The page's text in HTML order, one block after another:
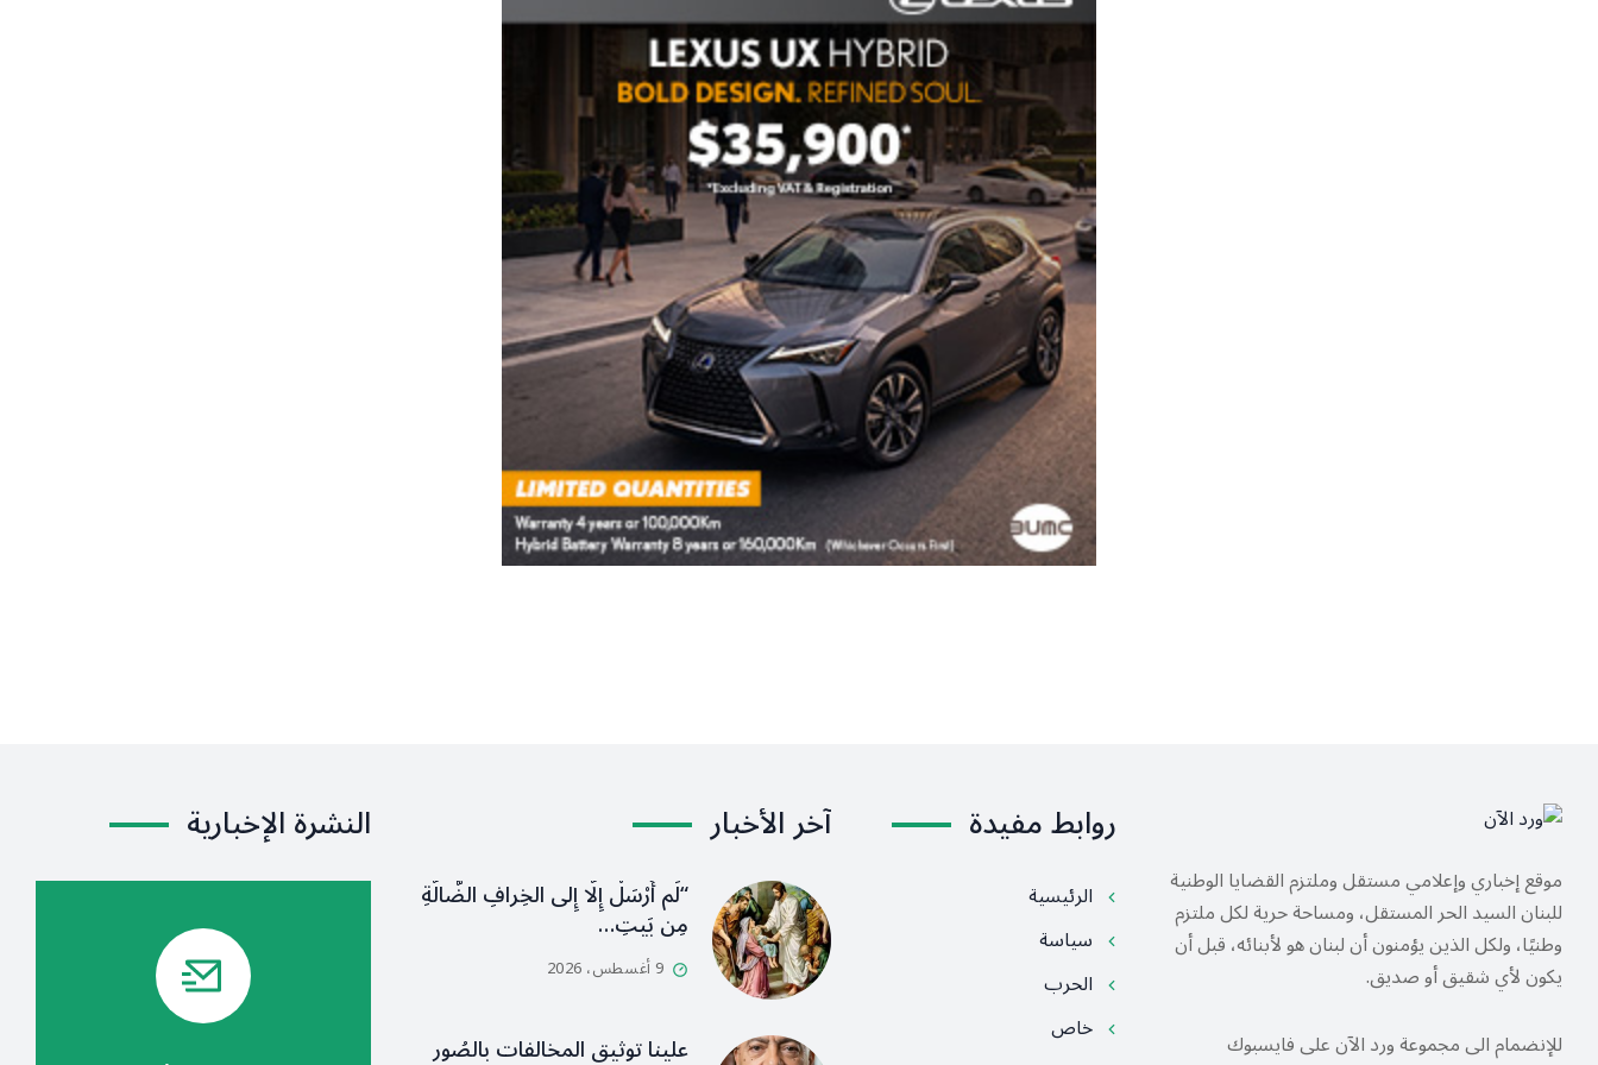
موقع إخباري وإعلامي مستقل وملتزم القضايا الوطنية
للبنان السيد الحر المستقل، ومساحة حرية لكل ملتزم
وطنيًا، ولكل الذين يؤمنون أن لبنان هو لأبنائه، قبل أن
يكون لأي شقيق أو صديق.
للإنضمام الى مجموعة ورد الآن على فايسبوك
روابط مفيدة
الرئيسية
سياسة
الحرب
خاص
آخر الأخبار
“لَم أُرْسَلْ إِلَّا إِلى الخِرافِ الضَّالَّةِ
مِن بَيتِ…
9 أغسطس، 2026
علينا توثيق المخالفات بالصُور
النشرة الإخبارية